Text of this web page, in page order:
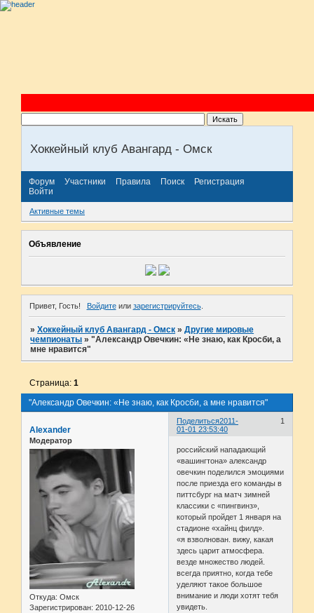
Хоккейный клуб Авангард - Омск
Форум Участники Правила Поиск
Регистрация
Войти
Активные темы
Объявление
Привет, Гость! Войдитеили зарегистрируйтесь.
»Хоккейный клуб Авангард - Омск »Другие мировые
чемпионаты »"Александр Овечкин: «Не знаю, как Кросби, а
мне нравится"
"Александр Овечкин: «Не знаю, как Кросби, а мне нравится"
Страница:1
Поделиться 1
2011-
01-01 23:53:40
Alexander
Модератор
Откуда: Омск
Зарегистрирован: 2010-12-26
российский нападающий
«вашингтона» александр
овечкин поделился эмоциями
после приезда его команды в
питтсбург на матч зимней
классики с «пингвинз»,
который пройдет 1 января на
стадионе «хайнц филд».
«я взволнован. вижу, какая
здесь царит атмосфера.
везде множество людей.
всегда приятно, когда тебе
уделяют такое большое
внимание и люди хотят тебя
увидеть.